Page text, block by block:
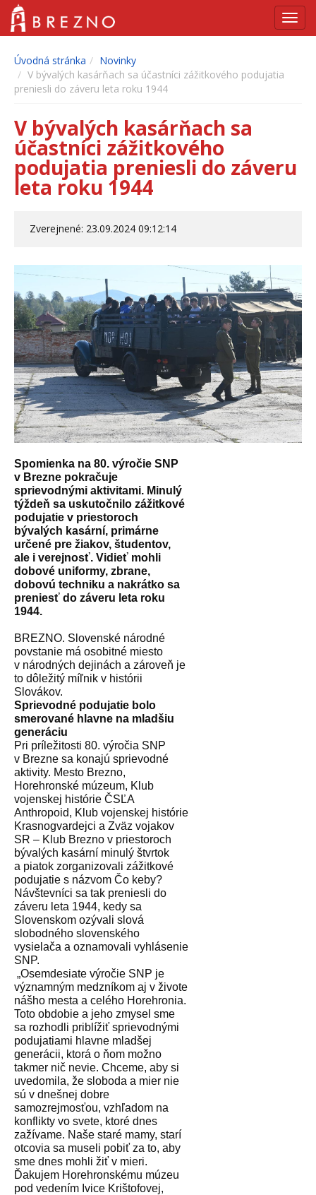
Úvodná stránka
Novinky
V bývalých kasárňach sa účastníci zážitkového podujatia
preniesli do záveru leta roku 1944
V bývalých kasárňach sa
účastníci zážitkového
podujatia preniesli do záveru
leta roku 1944
Zverejnené: 23.09.2024 09:12:14
Spomienka na 80. výročie SNP
v Brezne pokračuje
sprievodnými aktivitami. Minulý
týždeň sa uskutočnilo zážitkové
podujatie v priestoroch
bývalých kasární, primárne
určené pre žiakov, študentov,
ale i verejnosť. Vidieť mohli
dobové uniformy, zbrane,
dobovú techniku a nakrátko sa
preniesť do záveru leta roku
1944.
BREZNO. Slovenské národné
povstanie má osobitné miesto
v národných dejinách a zároveň je
to dôležitý míľnik v histórii
Slovákov.
Sprievodné podujatie bolo
smerované hlavne na mladšiu
generáciu
Pri príležitosti 80. výročia SNP
v Brezne sa konajú sprievodné
aktivity. Mesto Brezno,
Horehronské múzeum, Klub
vojenskej histórie ČSĽA
Anthropoid, Klub vojenskej histórie
Krasnogvardejci a Zväz vojakov
SR – Klub Brezno v priestoroch
bývalých kasární minulý štvrtok
a piatok zorganizovali zážitkové
podujatie s názvom Čo keby?
Návštevníci sa tak preniesli do
záveru leta 1944, kedy sa
Slovenskom ozývali slová
slobodného slovenského
vysielača a oznamovali vyhlásenie
SNP.
„Osemdesiate výročie SNP je
významným medzníkom aj v živote
nášho mesta a celého Horehronia.
Toto obdobie a jeho zmysel sme
sa rozhodli priblížiť sprievodnými
podujatiami hlavne mladšej
generácii, ktorá o ňom možno
takmer nič nevie. Chceme, aby si
uvedomila, že sloboda a mier nie
sú v dnešnej dobre
samozrejmosťou, vzhľadom na
konflikty vo svete, ktoré dnes
zažívame. Naše staré mamy, starí
otcovia sa museli pobiť za to, aby
sme dnes mohli žiť v mieri.
Ďakujem Horehronskému múzeu
pod vedením Ivice Krištofovej,